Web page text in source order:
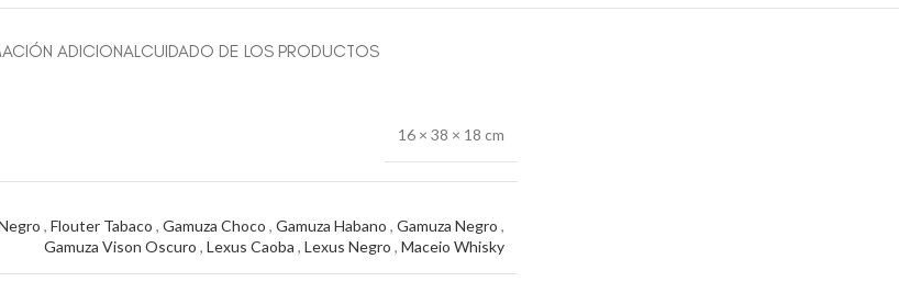
ADICIONALCUIDADO DE LOS PRODUCTOS
16 × 38 × 18 cm
, Flouter Tabaco , Gamuza Choco , Gamuza Habano , Gamuza Negro ,
Gamuza Vison Oscuro , Lexus Caoba , Lexus Negro , Maceio Whisky